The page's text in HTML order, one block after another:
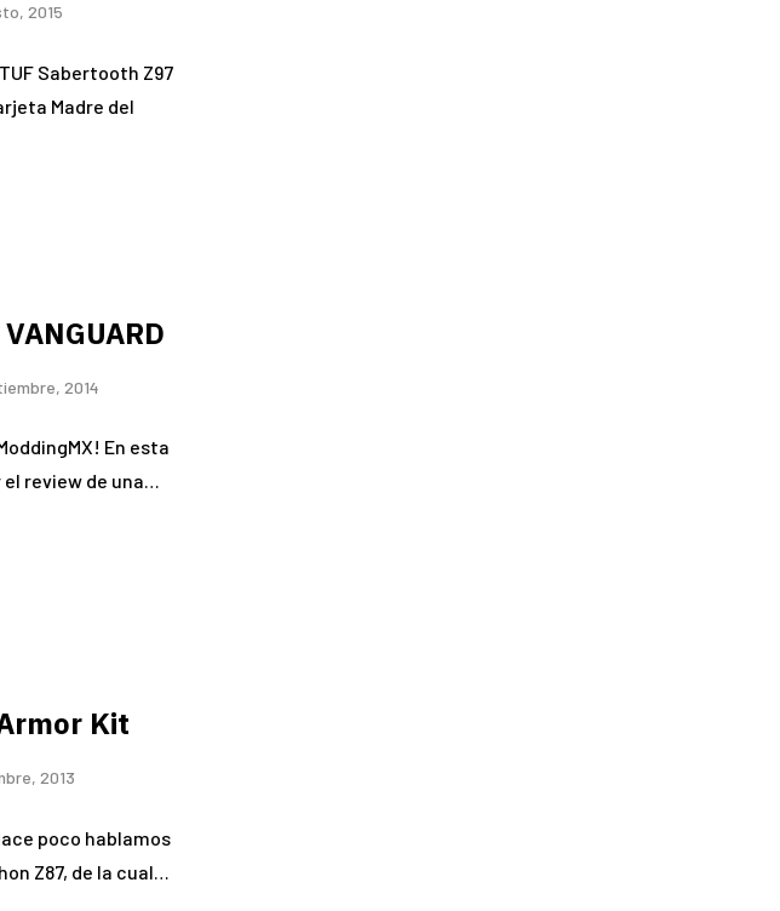
2015
Sabertooth Z97
Madre del
2014
En esta
review de una…
Kit
2013
poco hablamos
Z87, de la cual…